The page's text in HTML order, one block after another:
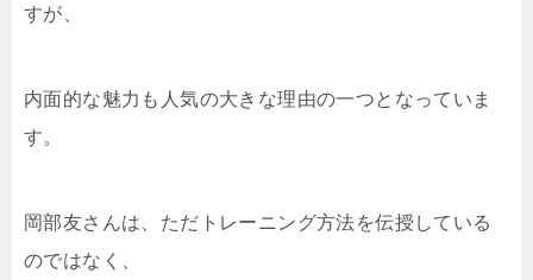
すが、
内面的な魅力も人気の大きな理由の一つとなっていま
す。
岡部友さんは、ただトレーニング方法を伝授している
のではなく、